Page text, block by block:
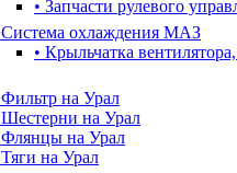
• Запчасти рулевого
Система охлаждения МАЗ
• Крыльчатка
Фильтр на Урал
Шестерни на Урал
Флянцы на Урал
Тяги на Урал